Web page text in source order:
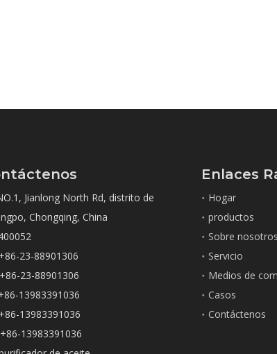
Jianlong North Rd, distrito de
Chongqing, China
23-88901306
+86-23-88901306
13983391036
13983391036
13983391036
Enlaces
Hogar
productos
Sobre nosotros
Servicio
Medios de
Casos
Contáctenos